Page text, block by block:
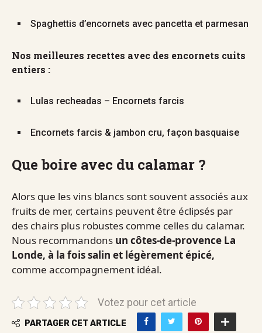
Spaghettis d’encornets avec pancetta et parmesan
Nos meilleures recettes avec des encornets cuits
entiers :
Lulas recheadas – Encornets farcis
Encornets farcis & jambon cru, façon basquaise
Que boire avec du calamar ?
Alors que les vins blancs sont souvent associés aux
fruits de mer, certains peuvent être éclipsés par
des chairs plus robustes comme celles du calamar.
Nous recommandons un côtes-de-provence La
Londe, à la fois salin et légèrement épicé,
comme accompagnement idéal.
Votez pour cet article
PARTAGER CET ARTICLE